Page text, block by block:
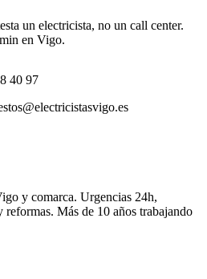
un electricista, no un call center.
en Vigo.
40 97
y comarca. Urgencias 24h,
Más de 10 años trabajando